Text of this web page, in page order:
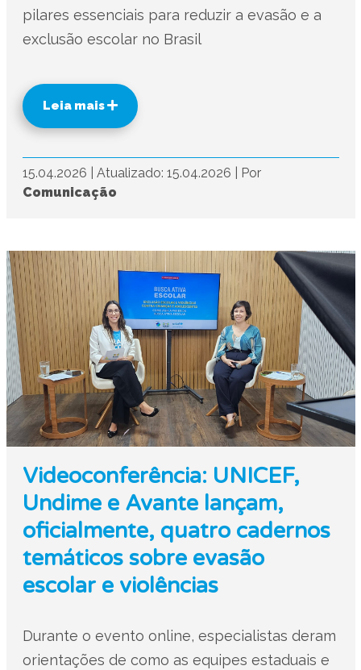
pilares essenciais para reduzir a evasão e a
exclusão escolar no Brasil
Leia mais
15.04.2026 Atualizado: 15.04.2026
Por
Comunicação
Videoconferência: UNICEF,
Undime e Avante lançam,
oficialmente, quatro cadernos
temáticos sobre evasão
escolar e violências
Durante o evento online, especialistas deram
orientações de como as equipes estaduais e